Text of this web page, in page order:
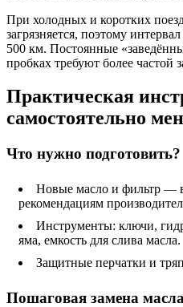
При холодных и коротких
загрязняется, поэтому
500 км. Постоянные
пробках требуют более частой
Практическая
самостоятельно
Что нужно подготовить?
Новые масло и фильтр —
рекомендациям
Инструменты: ключи,
яма, емкость для слива масла.
Защитные перчатки и
Пошаговая замена масла